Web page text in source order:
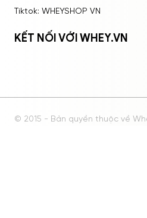
Tiktok: WHEYSHOP VN
KẾT NỐI VỚI WHEY.VN
© 2015 - Bản quyền thuộc về